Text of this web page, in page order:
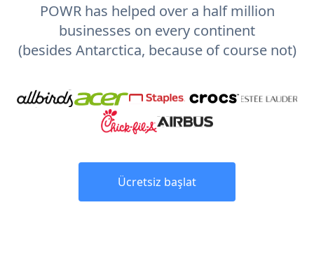
POWR has helped over a half million
businesses on every continent
(besides Antarctica, because of course not)
Ücretsiz başlat